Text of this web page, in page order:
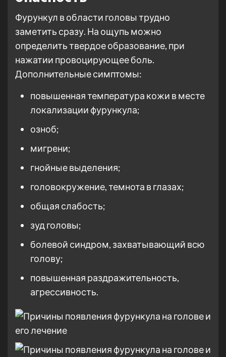
Фурункул в области головы трудно
заметить сразу. На ощупь можно
определить твердое образование, при
нажатии провоцирующее боль.
Дополнительные симптомы:
повышенная температура кожи в месте
локализации фурункула;
озноб;
мигрени;
гнойные выделения;
головокружение, темнота в глазах;
общая слабость;
зуд головы;
болевой синдром, захватывающий всю
голову;
повышенная раздражительность,
агрессивность.